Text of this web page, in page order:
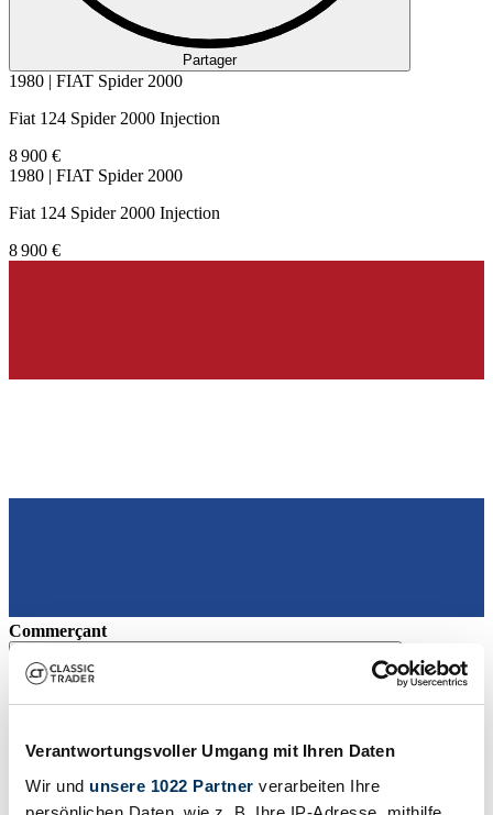
Verantwortungsvoller Umgang mit Ihren Daten
Wir und unsere 1022 Partner verarbeiten Ihre
Partager
1980 | FIAT Spider 2000
Fiat 124 Spider 2000 Injection
8 900 €
1980 | FIAT Spider 2000
Fiat 124 Spider 2000 Injection
8 900 €
Commerçant